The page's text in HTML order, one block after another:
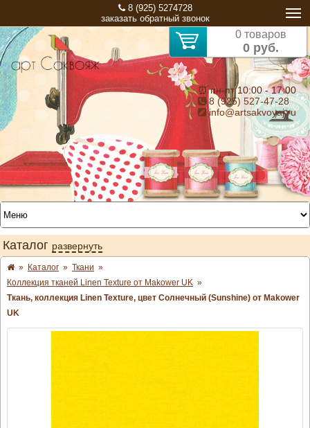
8 (925) 5274728
заказать обратный звонок
0 товаров
0 руб.
⏰ пн-пт 10:00 - 17:00
8 (925) 527-47-28
info@artsakvoyaj.ru
Каталог развернуть
» Каталог » Ткани »
Коллекция тканей Linen Texture от Makower UK »
Ткань, коллекция Linen Texture, цвет Солнечный (Sunshine) от Makower
UK